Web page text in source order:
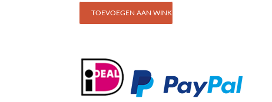
TOEVOEGEN AAN WINKELWAGEN